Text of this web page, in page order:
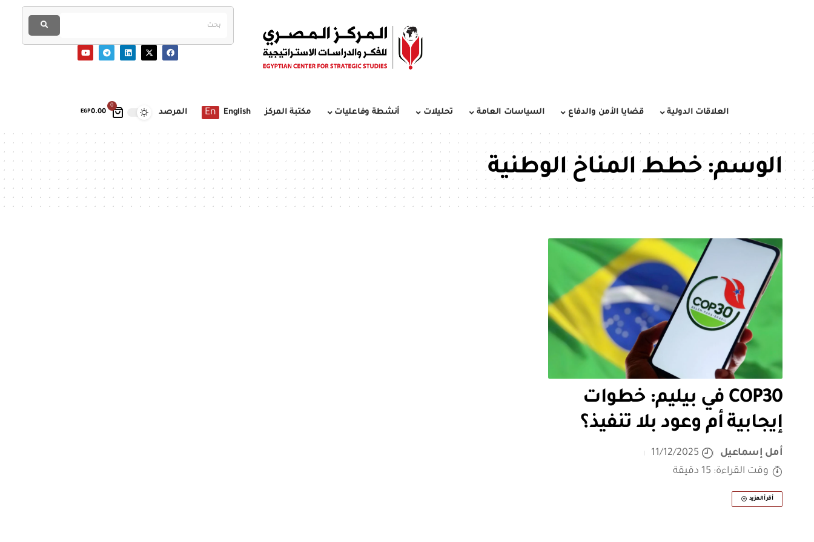
0
EGP0.00 العلاقات الدولية قضايا الأمن والدفاع السياسات العامة تحليلات أنشطة وفاعليات مكتبة المركز English
En المرصد
الوسم:خطط المناخ الوطنية
COP30 في بيليم: خطوات
إيجابية أم وعود بلا تنفيذ؟
أمل إسماعيل
11/12/2025
وقت القراءة: 15 دقيقة
أقرأ المزيد